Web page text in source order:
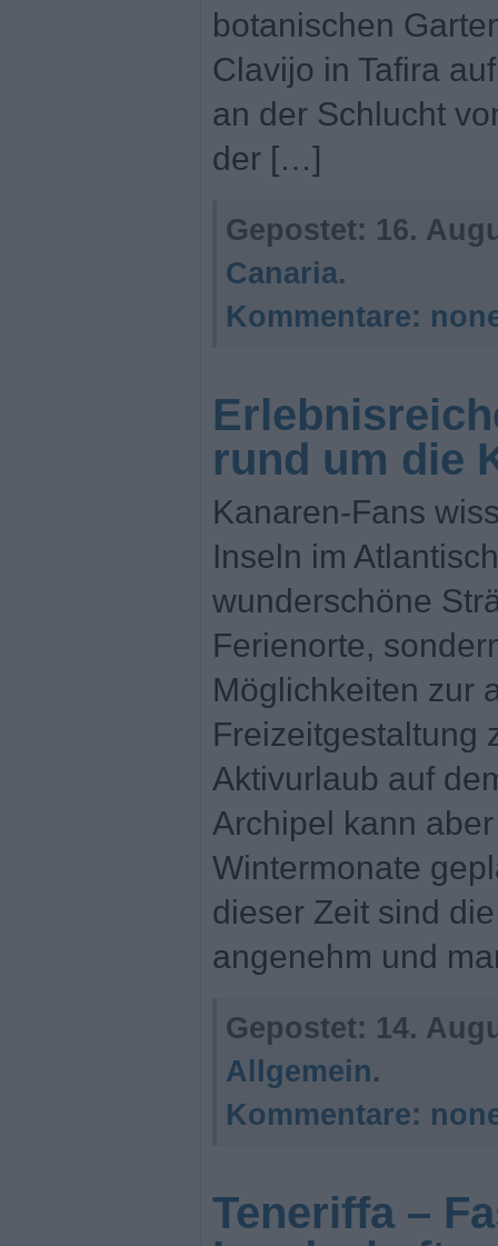
botanischen
Clavijo in Tafira
an der Schlucht
der […]
Gepostet: 16.
Canaria.
Kommentare:
rund um die
Kanaren-Fans
Inseln im
wunderschöne
Ferienorte,
Möglichkeiten zur
Freizeitgestaltung
Aktivurlaub auf
Archipel kann
Wintermonate
dieser Zeit sind
angenehm und
Gepostet: 14.
Allgemein.
Kommentare:
Teneriffa –